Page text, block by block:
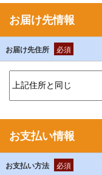
お届け先情報
お届け先住所 必須
お支払い情報
お支払い方法 必須